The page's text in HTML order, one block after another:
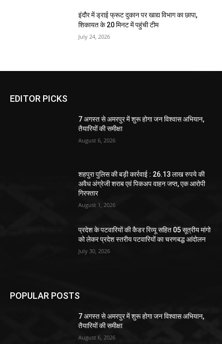
इंदौर में ड्राई फ्रूट दुकान पर खाद्य विभाग का छापा,
शिकायत के 20 मिनट में पहुंची टीम
July 24, 2026
EDITOR PICKS
7 अगस्त से अमरपुर में शुरू होगा जन विश्वास अभियान,
तैयारियों की समीक्षा
August 6, 2026
शहपुरा पुलिस की बड़ी कार्रवाई : 26.13 लाख रुपये की
अवैध अंग्रेजी शराब एवं पिकअप वाहन जप्त, एक आरोपी
गिरफ्तार
August 1, 2026
प्रदेश के पटवारियों की कैडर रिव्यू सहित 05 सूत्रीय मांगो
को लेकर प्रदेश स्तरीय पटवारियों का चरणबद्ध आंदोलन
July 30, 2026
POPULAR POSTS
7 अगस्त से अमरपुर में शुरू होगा जन विश्वास अभियान,
तैयारियों की समीक्षा
August 6, 2026